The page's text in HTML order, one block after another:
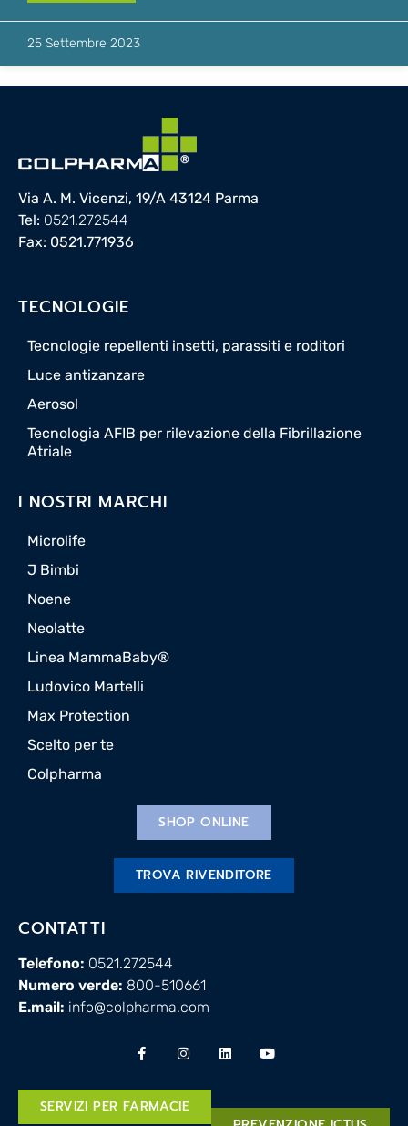
25 Settembre 2023
Via A. M. Vicenzi, 19/A 43124 Parma
Tel: 0521.272544
Fax: 0521.771936
TECNOLOGIE
Tecnologie repellenti insetti, parassiti e roditori
Luce antizanzare
Aerosol
Tecnologia AFIB per rilevazione della Fibrillazione
Atriale
I NOSTRI MARCHI
Microlife
J Bimbi
Noene
Neolatte
Linea MammaBaby®
Ludovico Martelli
Max Protection
Scelto per te
Colpharma
SHOP ONLINE
TROVA RIVENDITORE
CONTATTI
Telefono: 0521.272544
Numero verde: 800-510661
E.mail: info@colpharma.com
SERVIZI PER FARMACIE